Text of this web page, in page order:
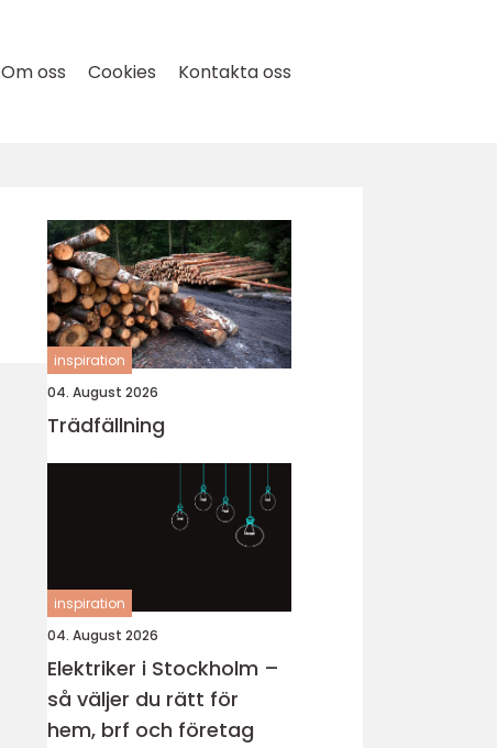
Om oss Cookies Kontakta oss
inspiration
04. August 2026
Trädfällning
inspiration
04. August 2026
Elektriker i Stockholm –
så väljer du rätt för
hem, brf och företag